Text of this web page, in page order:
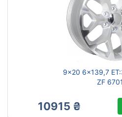
9x20 6x139,7
ZF 6701
10915 ₴